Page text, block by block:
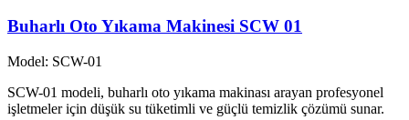
Buharlı Oto Yıkama Makinesi SCW 01
Model: SCW-01
SCW-01 modeli, buharlı oto yıkama makinası arayan profesyonel
işletmeler için düşük su tüketimli ve güçlü temizlik çözümü sunar.